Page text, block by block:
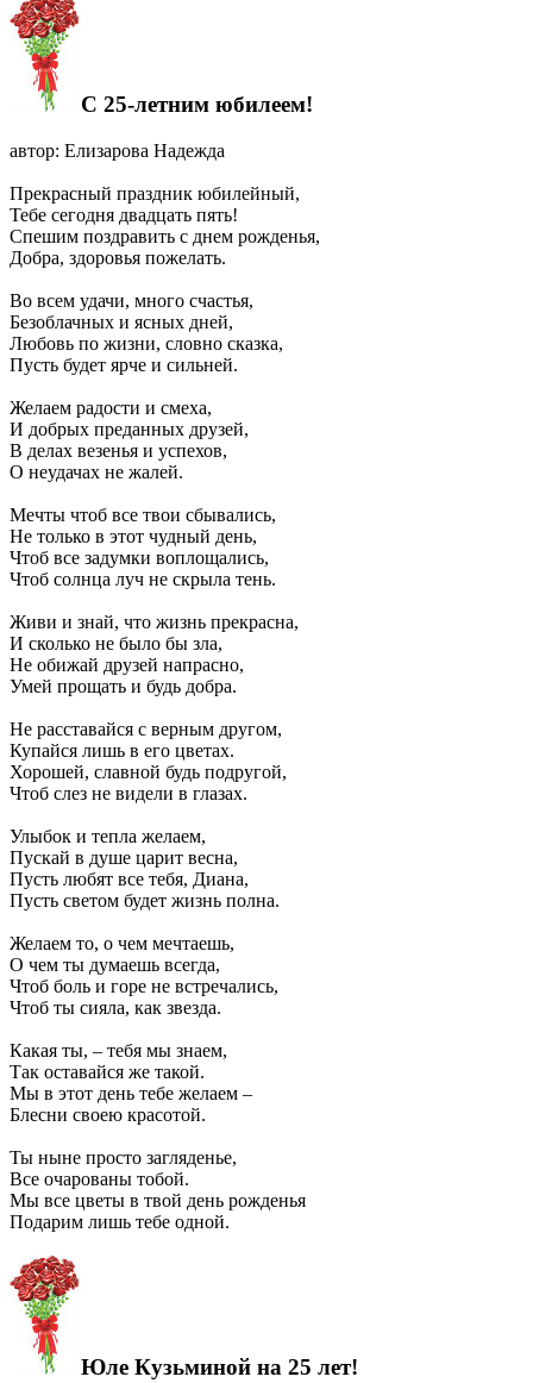
С 25-летним юбилеем!
автор: Елизарова Надежда
Прекрасный праздник юбилейный,
Тебе сегодня двадцать пять!
Спешим поздравить с днем рожденья,
Добра, здоровья пожелать.
Во всем удачи, много счастья,
Безоблачных и ясных дней,
Любовь по жизни, словно сказка,
Пусть будет ярче и сильней.
Желаем радости и смеха,
И добрых преданных друзей,
В делах везенья и успехов,
О неудачах не жалей.
Мечты чтоб все твои сбывались,
Не только в этот чудный день,
Чтоб все задумки воплощались,
Чтоб солнца луч не скрыла тень.
Живи и знай, что жизнь прекрасна,
И сколько не было бы зла,
Не обижай друзей напрасно,
Умей прощать и будь добра.
Не расставайся с верным другом,
Купайся лишь в его цветах.
Хорошей, славной будь подругой,
Чтоб слез не видели в глазах.
Улыбок и тепла желаем,
Пускай в душе царит весна,
Пусть любят все тебя, Диана,
Пусть светом будет жизнь полна.
Желаем то, о чем мечтаешь,
О чем ты думаешь всегда,
Чтоб боль и горе не встречались,
Чтоб ты сияла, как звезда.
Какая ты, – тебя мы знаем,
Так оставайся же такой.
Мы в этот день тебе желаем –
Блесни своею красотой.
Ты ныне просто загляденье,
Все очарованы тобой.
Мы все цветы в твой день рожденья
Подарим лишь тебе одной.
Юле Кузьминой на 25 лет!